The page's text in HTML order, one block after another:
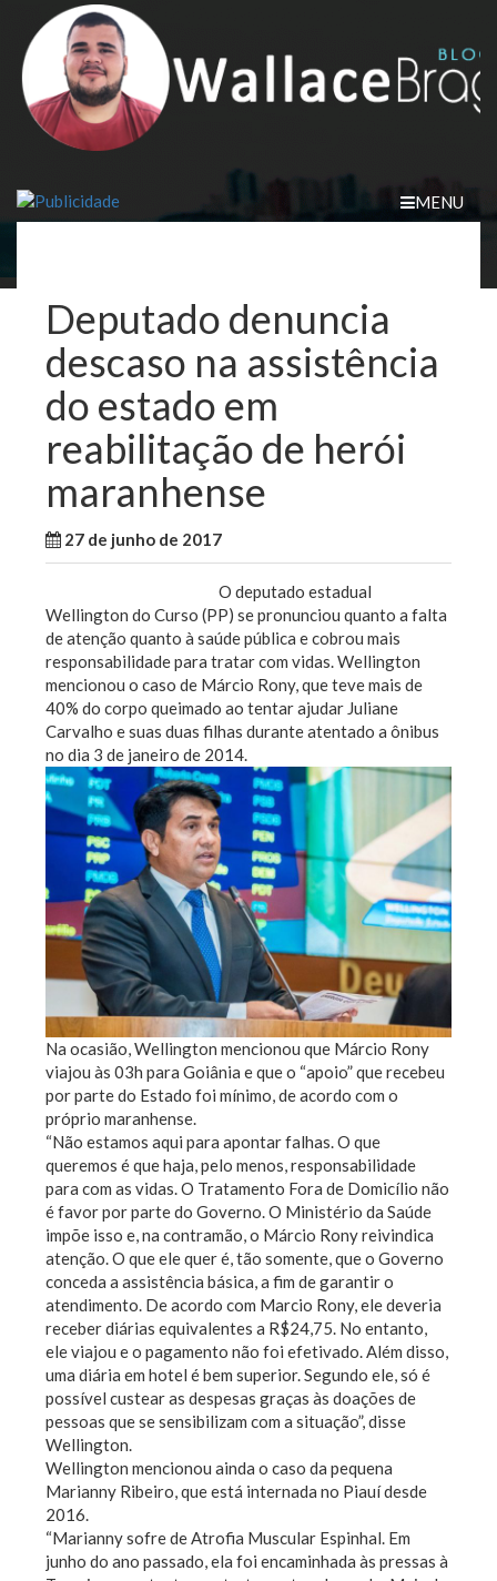
content
MENU
Deputado denuncia
descaso na assistência
do estado em
reabilitação de herói
maranhense
27 de junho de 2017
O deputado estadual
Wellington do Curso (PP) se pronunciou quanto a falta
de atenção quanto à saúde pública e cobrou mais
responsabilidade para tratar com vidas. Wellington
mencionou o caso de Márcio Rony, que teve mais de
40% do corpo queimado ao tentar ajudar Juliane
Carvalho e suas duas filhas durante atentado a ônibus
no dia 3 de janeiro de 2014.
Na ocasião, Wellington mencionou que Márcio Rony
viajou às 03h para Goiânia e que o “apoio” que recebeu
por parte do Estado foi mínimo, de acordo com o
próprio maranhense.
“Não estamos aqui para apontar falhas. O que
queremos é que haja, pelo menos, responsabilidade
para com as vidas. O Tratamento Fora de Domicílio não
é favor por parte do Governo. O Ministério da Saúde
impõe isso e, na contramão, o Márcio Rony reivindica
atenção. O que ele quer é, tão somente, que o Governo
conceda a assistência básica, a fim de garantir o
atendimento. De acordo com Marcio Rony, ele deveria
receber diárias equivalentes a R$24,75. No entanto,
ele viajou e o pagamento não foi efetivado. Além disso,
uma diária em hotel é bem superior. Segundo ele, só é
possível custear as despesas graças às doações de
pessoas que se sensibilizam com a situação”, disse
Wellington.
Wellington mencionou ainda o caso da pequena
Marianny Ribeiro, que está internada no Piauí desde
2016.
“Marianny sofre de Atrofia Muscular Espinhal. Em
junho do ano passado, ela foi encaminhada às pressas à